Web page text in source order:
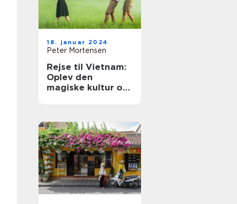
18. januar 2024
Peter Mortensen
Rejse til Vietnam:
Oplev den
magiske kultur og